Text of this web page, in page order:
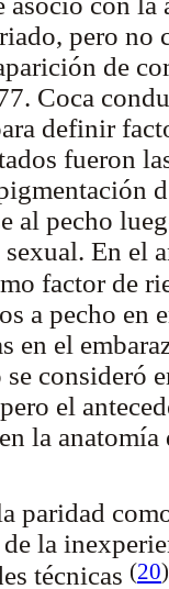
pero no
de
Coca
definir
fueron
al pecho
sexual. En el
factor de
a pecho en
en el
consideró
el
la
paridad
la
técnicas (20)